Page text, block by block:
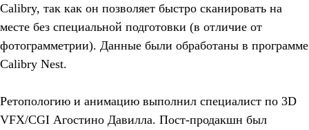
Calibry, так как он позволяет быстро сканировать на
месте без специальной подготовки (в отличие от
фотограмметрии). Данные были обработаны в программе
Calibry Nest.
Ретопологию и анимацию выполнил специалист по 3D
VFX/CGI Агостино Давилла. Пост-продакшн был